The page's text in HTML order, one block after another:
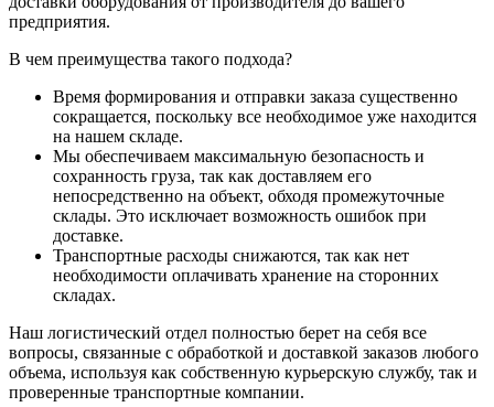
предприятия.
В чем преимущества такого подхода?
Время формирования и отправки заказа существенно
сокращается, поскольку все необходимое уже находится
на нашем складе.
Мы обеспечиваем максимальную безопасность и
сохранность груза, так как доставляем его
непосредственно на объект, обходя промежуточные
склады. Это исключает возможность ошибок при
доставке.
Транспортные расходы снижаются, так как нет
необходимости оплачивать хранение на сторонних
складах.
Наш логистический отдел полностью берет на себя все
вопросы, связанные с обработкой и доставкой заказов любого
объема, используя как собственную курьерскую службу, так и
проверенные транспортные компании.